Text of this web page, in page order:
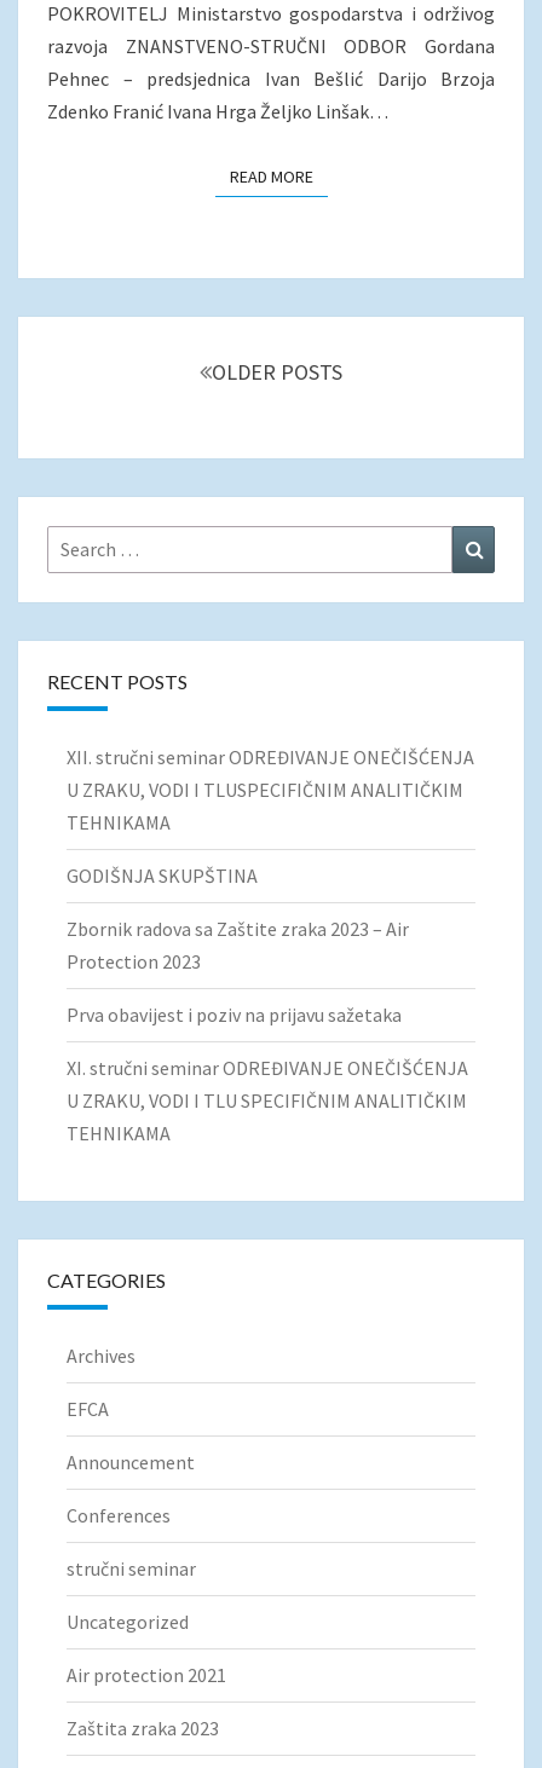
POKROVITELJ Ministarstvo gospodarstva i održivog
razvoja ZNANSTVENO-STRUČNI ODBOR Gordana
Pehnec – predsjednica Ivan Bešlić Darijo Brzoja
Zdenko Franić Ivana Hrga Željko Linšak…
READ MOREREAD MORE
OLDER POSTS
Search
for:
RECENT POSTS
XII. stručni seminar ODREĐIVANJE ONEČIŠĆENJA
U ZRAKU, VODI I TLUSPECIFIČNIM ANALITIČKIM
TEHNIKAMA
GODIŠNJA SKUPŠTINA
Zbornik radova sa Zaštite zraka 2023 – Air
Protection 2023
Prva obavijest i poziv na prijavu sažetaka
XI. stručni seminar ODREĐIVANJE ONEČIŠĆENJA
U ZRAKU, VODI I TLU SPECIFIČNIM ANALITIČKIM
TEHNIKAMA
CATEGORIES
Archives
EFCA
Announcement
Conferences
stručni seminar
Uncategorized
Air protection 2021
Zaštita zraka 2023